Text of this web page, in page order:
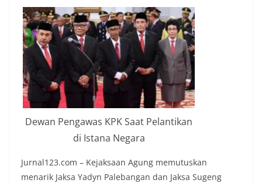
Dewan Pengawas KPK Saat Pelantikan
di Istana Negara
Jurnal123.com – Kejaksaan Agung memutuskan
menarik Jaksa Yadyn Palebangan dan Jaksa Sugeng